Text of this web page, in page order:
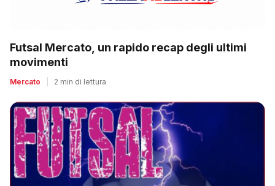
Futsal Mercato, un rapido recap degli ultimi
movimenti
Mercato 2 min di lettura